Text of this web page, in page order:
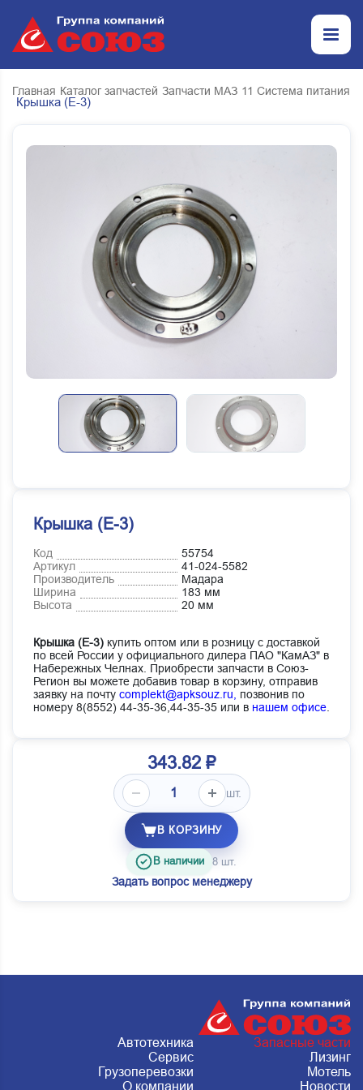
Главная Каталог запчастей Запчасти МАЗ 11 Система питания
Крышка (Е-3)
Крышка (Е-3)
Код
55754
Артикул
41-024-5582
Производитель
Мадара
Ширина
183 мм
Высота
20 мм
Крышка (Е-3) купить оптом или в розницу с доставкой
по всей России у официального дилера ПАО "КамАЗ" в
Набережных Челнах. Приобрести запчасти в Союз-
Регион вы можете добавив товар в корзину, отправив
заявку на почту complekt@apksouz.ru,
позвонив по
номеру 8(8552) 44-35-36,44-35-35 или в нашем офисе
343.82 ₽
шт.
В КОРЗИНУ
В наличии 8 шт.
Задать вопрос менеджеру
Автотехника
Запасные части
Сервис
Лизинг
Грузоперевозки
Мотель
О компании
Новости